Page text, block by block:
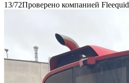
13/72Проверено компанией Fleequid